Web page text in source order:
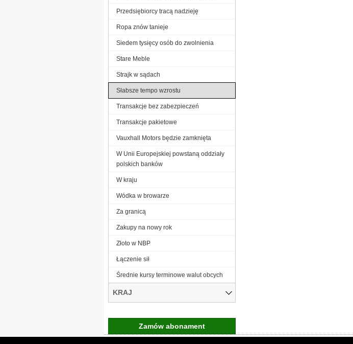
Przedsiębiorcy tracą nadzieję
Ropa znów tanieje
Siedem tysięcy osób do zwolnienia
Stare Meble
Strajk w sądach
Słabsze tempo wzrostu
Transakcje bez zabezpieczeń
Transakcje pakietowe
Vauxhall Motors będzie zamknięta
W Unii Europejskiej powstaną oddziały
polskich banków
W kraju
Wódka w browarze
Za granicą
Zakupy na nowy rok
Złoto w NBP
Łączenie sił
Średnie kursy terminowe walut obcych
KRAJ
Zamów abonament